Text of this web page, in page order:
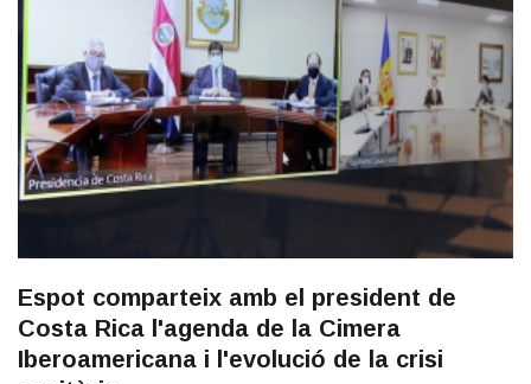
Espot comparteix amb el president de
Costa Rica l'agenda de la Cimera
Iberoamericana i l'evolució de la crisi